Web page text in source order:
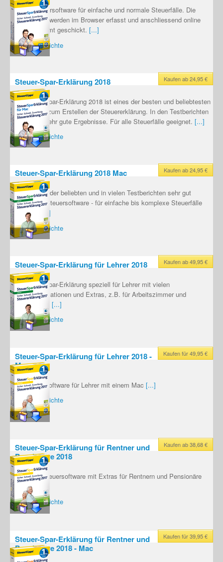
Online-Steuersoftware für einfache und normale Steuerfälle. Die
Steuerdaten werden im Browser erfasst und anschliessend online
ans Finanzamt geschickt. [...]
Testberichte
Kaufen ab 24,95 €
Steuer-Spar-Erklärung 2018
Die Steuer-Spar-Erklärung 2018 ist eines der besten und beliebtesten
Programme zum Erstellen der Steuererklärung. In den Testberichten
erreicht es sehr gute Ergebnisse. Für alle Steuerfälle geeignet. [...]
Testberichte
Kaufen ab 24,95 €
Steuer-Spar-Erklärung 2018 Mac
Mac-Version der beliebten und in vielen Testberichten sehr gut
bewerteten Steuersoftware - für einfache bis komplexe Steuerfälle
geeignet.
[...]
Testberichte
Kaufen ab 49,95 €
Steuer-Spar-Erklärung für Lehrer 2018
Die Steuer-Spar-Erklärung speziell für Lehrer mit vielen
Zusatzinformationen und Extras, z.B. für Arbeitszimmer und
Fachliteratur. [...]
Testberichte
Kaufen für 49,95 €
Steuer-Spar-Erklärung für Lehrer 2018 -
Mac
Die Steuer-Software für Lehrer mit einem Mac [...]
Testberichte
Kaufen ab 38,68 €
Steuer-Spar-Erklärung für Rentner und
Pensionäre 2018
Sehr gute Steuersoftware mit Extras für Rentnern und Pensionäre
[...]
Testberichte
Kaufen für 39,95 €
Steuer-Spar-Erklärung für Rentner und
Pensionäre 2018 - Mac